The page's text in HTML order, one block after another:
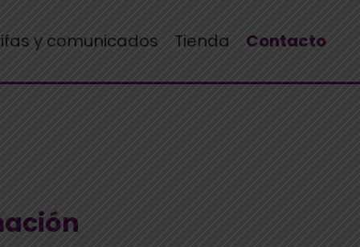
y comunicados Tienda Contacto